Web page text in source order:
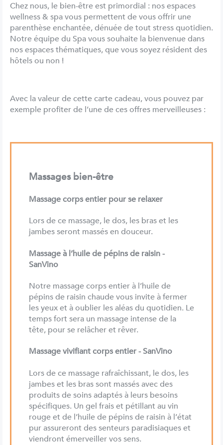
Chez nous, le bien-être est primordial : nos espaces
wellness & spa vous permettent de vous offrir une
parenthèse enchantée, dénuée de tout stress quotidien.
Notre équipe du Spa vous souhaite la bienvenue dans
nos espaces thématiques, que vous soyez résident des
hôtels ou non !
Avec la valeur de cette carte cadeau, vous pouvez par
exemple profiter de l’une de ces offres merveilleuses :
Massages bien-être
Massage corps entier pour se relaxer
Lors de ce massage, le dos, les bras et les
jambes seront massés en douceur.
Massage à l’huile de pépins de raisin -
SanVino
Notre massage corps entier à l’huile de
pépins de raisin chaude vous invite à fermer
les yeux et à oublier les aléas du quotidien. Le
temps fort sera un massage intense de la
tête, pour se relâcher et rêver.
Massage vivifiant corps entier - SanVino
Lors de ce massage rafraîchissant, le dos, les
jambes et les bras sont massés avec des
produits de soins adaptés à leurs besoins
spécifiques. Un gel frais et pétillant au vin
rouge et de l’huile de pépins de raisin à l’état
pur assureront des senteurs paradisiaques et
viendront émerveiller vos sens.